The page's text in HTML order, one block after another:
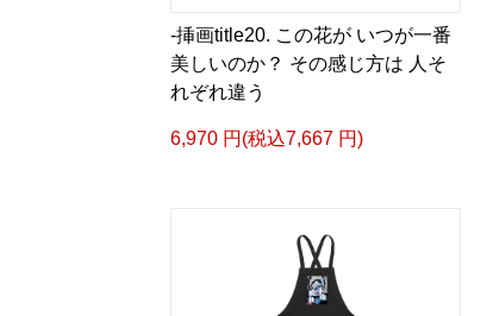
-挿画title20. この花が いつが一番
美しいのか？ その感じ方は 人そ
れぞれ違う
6,970 円(税込7,667 円)